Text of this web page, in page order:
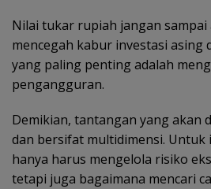
Nilai tukar rupiah jangan
mencegah kabur investasi asing
yang paling penting adalah
pengangguran.
Demikian, tantangan yang akan
dan bersifat multidimensi.
hanya harus mengelola risiko
tetapi juga bagaimana mencari